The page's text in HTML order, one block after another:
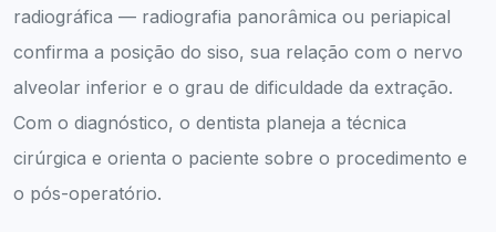
radiográfica — radiografia panorâmica ou periapical
confirma a posição do siso, sua relação com o nervo
alveolar inferior e o grau de dificuldade da extração.
Com o diagnóstico, o dentista planeja a técnica
cirúrgica e orienta o paciente sobre o procedimento e
o pós-operatório.